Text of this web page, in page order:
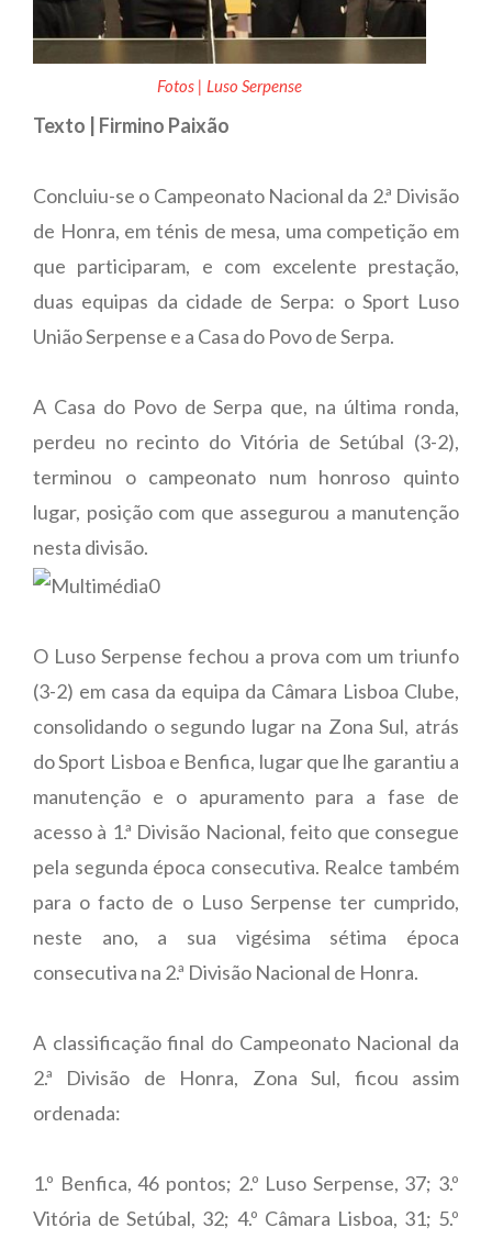
Fotos | Luso Serpense
Texto | Firmino Paixão
Concluiu-se o Campeonato Nacional da 2.ª Divisão
de Honra, em ténis de mesa, uma competição em
que participaram, e com excelente prestação,
duas equipas da cidade de Serpa: o Sport Luso
União Serpense e a Casa do Povo de Serpa.
A Casa do Povo de Serpa que, na última ronda,
perdeu no recinto do Vitória de Setúbal (3-2),
terminou o campeonato num honroso quinto
lugar, posição com que assegurou a manutenção
nesta divisão.
O Luso Serpense fechou a prova com um triunfo
(3-2) em casa da equipa da Câmara Lisboa Clube,
consolidando o segundo lugar na Zona Sul, atrás
do Sport Lisboa e Benfica, lugar que lhe garantiu a
manutenção e o apuramento para a fase de
acesso à 1.ª Divisão Nacional, feito que consegue
pela segunda época consecutiva. Realce também
para o facto de o Luso Serpense ter cumprido,
neste ano, a sua vigésima sétima época
consecutiva na 2.ª Divisão Nacional de Honra.
A classificação final do Campeonato Nacional da
2.ª Divisão de Honra, Zona Sul, ficou assim
ordenada:
1.º Benfica, 46 pontos; 2.º Luso Serpense, 37; 3.º
Vitória de Setúbal, 32; 4.º Câmara Lisboa, 31; 5.º